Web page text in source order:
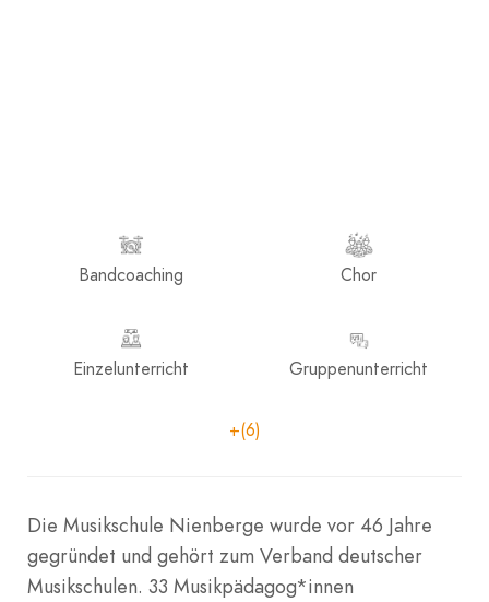
Bandcoaching Chor
Einzelunterricht Gruppenunterricht
+(6)
Die Musikschule Nienberge wurde vor 46 Jahre
gegründet und gehört zum Verband deutscher
Musikschulen. 33 Musikpädagog*innen